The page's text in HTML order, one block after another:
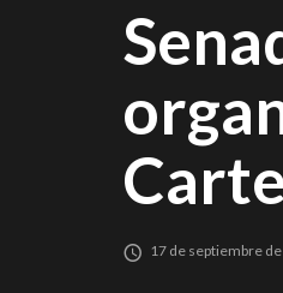
17 de septiembre